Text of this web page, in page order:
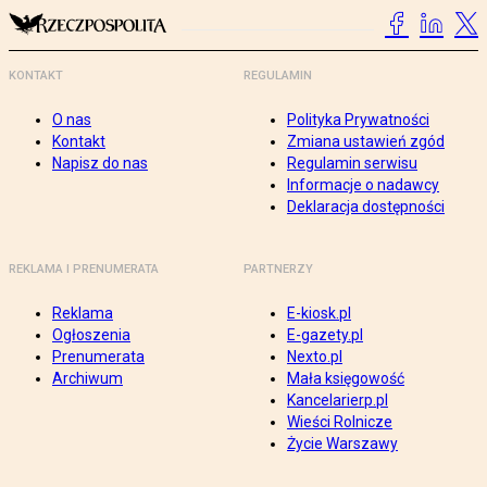
KONTAKT
O nas
Kontakt
Napisz do nas
REGULAMIN
Polityka Prywatności
Zmiana ustawień zgód
Regulamin serwisu
Informacje o nadawcy
Deklaracja dostępności
REKLAMA I PRENUMERATA
Reklama
Ogłoszenia
Prenumerata
Archiwum
PARTNERZY
E-kiosk.pl
E-gazety.pl
Nexto.pl
Mała księgowość
Kancelarierp.pl
Wieści Rolnicze
Życie Warszawy